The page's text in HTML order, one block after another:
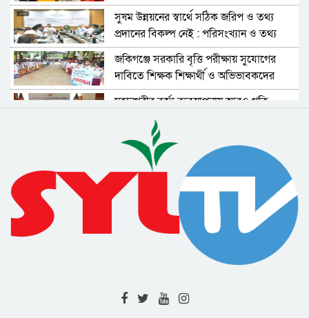
সুষম উন্নয়নের স্বার্থে সঠিক জরিপ ও তথ্য
প্রদানের বিকল্প নেই : পরিসংখ্যান ও তথ্য
ব্যবস্থাপনা সচিব
জকিগঞ্জে সরকারি বৃত্তি পরীক্ষায় সুযোগের
দাবিতে শিক্ষক শিক্ষার্থী ও অভিভাবকদের
মানববন্ধন
মহানগরীর বর্জ্য ব্যবস্থাপনায় আরও গতি
আনতে নীতিমালা প্রণয়নের উদ্যোগ নিয়েছে
বিমান দুর্ঘটনার তদন্তে স্বাধীন বিচার বিভাগীয়
ও উচ্চক্ষমতাসম্পন্ন তদন্ত কমিশন দাবি
বিএনপির
এনসিপির কর্মসূচি ঘিরে নানা ধরনের
অপপ্রচারের চেষ্টা চলছে : সিলেটে সংবাদ
সম্মেলনে অভিযোগ
শহীদ সাংবাদিক তুরাব হত্যামামলার দ্রুত
বিচার দাবিতে ফটো জার্নালিস্ট
এসোসিয়েশনের স্মারকলিপি
বৈষম্যের বিরুদ্ধে নাগরিক প্রতিবাদের
আহবান